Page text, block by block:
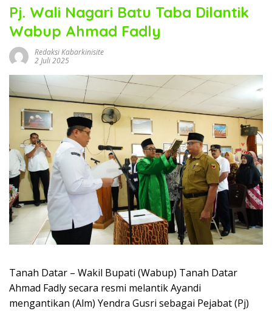
Pj. Wali Nagari Batu Taba Dilantik
Wabup Ahmad Fadly
Redaksi Kabarkinisite
2 Juli 2025
Tanah Datar – Wakil Bupati (Wabup) Tanah Datar
Ahmad Fadly secara resmi melantik Ayandi
mengantikan (Alm) Yendra Gusri sebagai Pejabat (Pj)